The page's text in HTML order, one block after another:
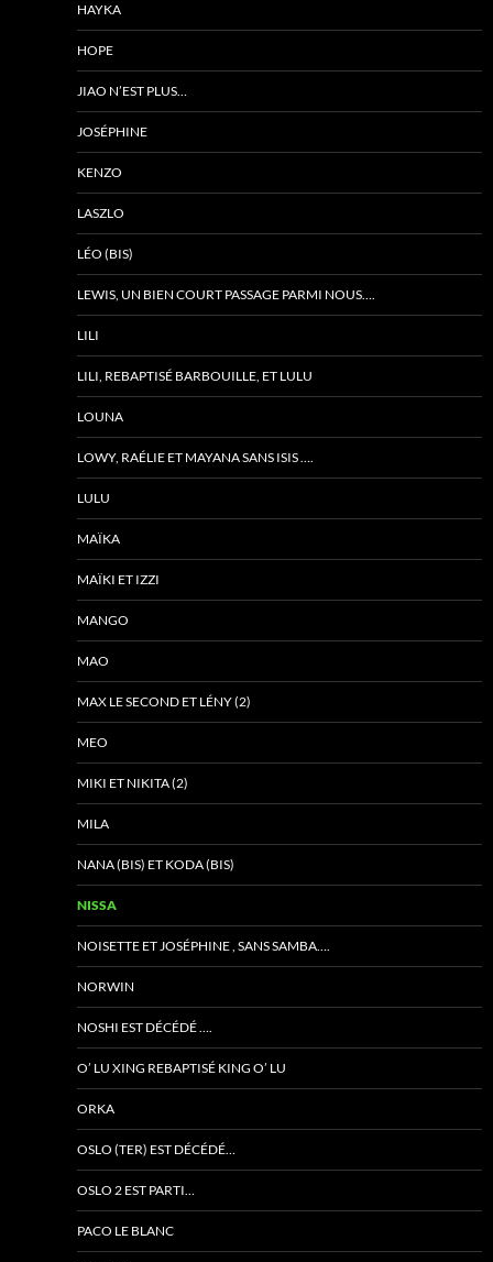
HAYKA
HOPE
JIAO N’EST PLUS…
JOSÉPHINE
KENZO
LASZLO
LÉO (BIS)
LEWIS, UN BIEN COURT PASSAGE PARMI NOUS….
LILI
LILI, REBAPTISÉ BARBOUILLE, ET LULU
LOUNA
LOWY, RAÉLIE ET MAYANA SANS ISIS ….
LULU
MAÏKA
MAÏKI ET IZZI
MANGO
MAO
MAX LE SECOND ET LÉNY (2)
MEO
MIKI ET NIKITA (2)
MILA
NANA (BIS) ET KODA (BIS)
NISSA
NOISETTE ET JOSÉPHINE , SANS SAMBA….
NORWIN
NOSHI EST DÉCÉDÉ ….
O’ LU XING REBAPTISÉ KING O’ LU
ORKA
OSLO (TER) EST DÉCÉDÉ…
OSLO 2 EST PARTI…
PACO LE BLANC